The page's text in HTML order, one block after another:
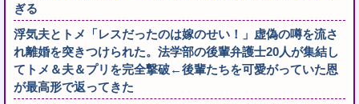
ぎる
浮気夫とトメ「レスだったのは嫁のせい！」虚偽の噂を流さ
れ離婚を突きつけられた。法学部の後輩弁護士20人が集結し
てトメ＆夫＆プリを完全撃破←後輩たちを可愛がっていた恩
が最高形で返ってきた